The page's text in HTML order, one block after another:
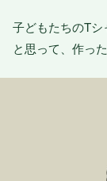
子どもたちのT
と思って、作っ